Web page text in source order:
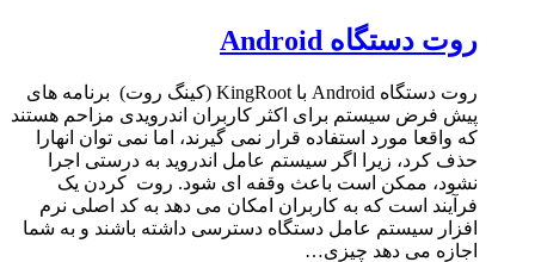
روت دستگاه Android
روت دستگاه Android با KingRoot (کینگ روت) برنامه های
پیش فرض سیستم برای اکثر کاربران اندرویدی مزاحم هستند
که واقعا مورد استفاده قرار نمی گیرند، اما نمی توان انهارا
حذف کرد، زیرا اگر سیستم عامل اندروید به درستی اجرا
نشود، ممکن است باعث وقفه ای شود. روت کردن یک
فرآیند است که به کاربران امکان می دهد به کد اصلی نرم
افزار سیستم عامل دستگاه دسترسی داشته باشند و به شما
اجازه می دهد چیزی…